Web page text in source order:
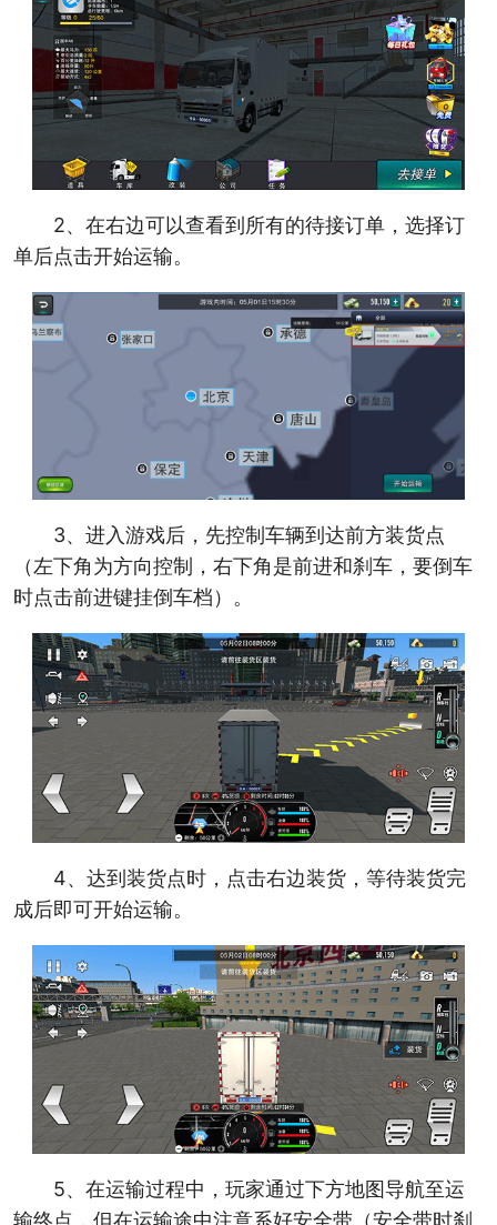
2、在右边可以查看到所有的待接订单，选择订
单后点击开始运输。
3、进入游戏后，先控制车辆到达前方装货点
（左下角为方向控制，右下角是前进和刹车，要倒车
时点击前进键挂倒车档）。
4、达到装货点时，点击右边装货，等待装货完
成后即可开始运输。
5、在运输过程中，玩家通过下方地图导航至运
输终点，但在运输途中注意系好安全带（安全带时刹